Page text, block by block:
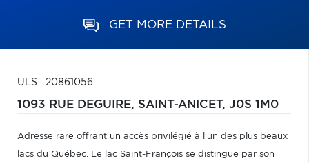
GET MORE DETAILS
ULS : 20861056
1093 RUE DEGUIRE, SAINT-ANICET, J0S 1M0
Adresse rare offrant un accès privilégié à l'un des plus beaux
lacs du Québec. Le lac Saint-François se distingue par son